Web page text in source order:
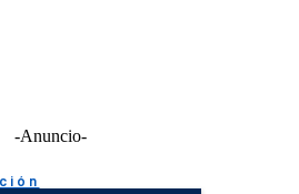
-Anuncio-